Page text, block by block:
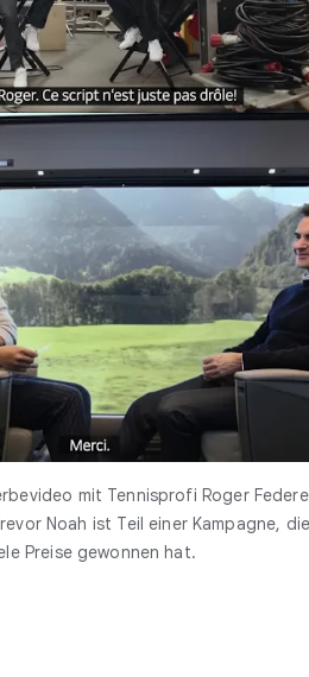
mit Tennisprofi Roger
Noah ist Teil einer Kampagne, die
Preise gewonnen hat.